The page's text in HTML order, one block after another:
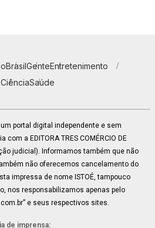
BrasilGenteEntretenimento
CiênciaSaúde
um portal digital independente e sem
a EDITORA TRES COMÉRCIO DE
judicial). Informamos também que não
não oferecemos cancelamento do
impressa de nome ISTOÉ, tampouco
nos responsabilizamos apenas pelo
e seus respectivos sites.
de imprensa: